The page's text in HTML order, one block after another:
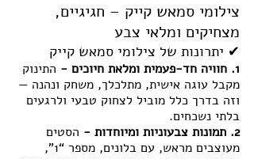
צילומי סמאש קייק – חגיגיים,
מצחיקים ומלאי צבע
✔ יתרונות של צילומי סמאש קייק
1. חוויה חד-פעמית ומלאת חיוכים -
התינוק
מקבל עוגה אישית, מתלכלך, משחק ונהנה —
וזה בדרך כלל מוביל לצחוק טבעי ולרגעים
בלתי נשכחים.
2. תמונות צבעוניות ומיוחדות -
הסטים
מעוצבים מראש, עם בלונים, מספר “1”,